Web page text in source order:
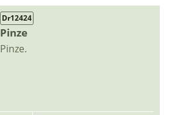
Dr12424
Pinze
Pinze.